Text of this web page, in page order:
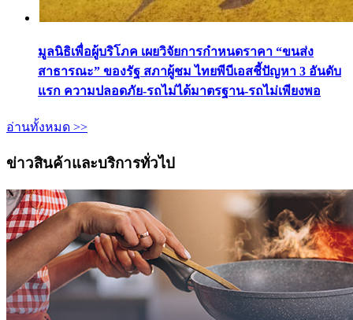
มูลนิธิเพื่อผู้บริโภค เผยวิจัยการกำหนดราคา “ขนส่ง
สาธารณะ” ของรัฐ สภาผู้ชม ไทยพีบีเอสชี้ปัญหา 3 อันดับ
แรก ความปลอดภัย-รถไม่ได้มาตรฐาน-รถไม่เพียงพอ
อ่านทั้งหมด >>
ข่าวสินค้าและบริการทั่วไป